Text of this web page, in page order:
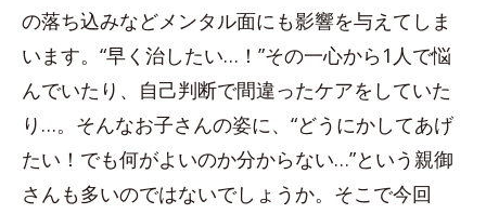
の落ち込みなどメンタル面にも影響を与えてしま
います。“早く治したい…！”その一心から1人で悩
んでいたり、自己判断で間違ったケアをしていた
り…。そんなお子さんの姿に、“どうにかしてあげ
たい！でも何がよいのか分からない…”という親御
さんも多いのではないでしょうか。そこで今回